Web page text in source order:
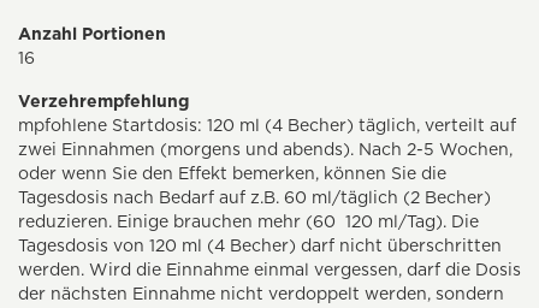
Anzahl Portionen
16
Verzehrempfehlung
mpfohlene Startdosis: 120 ml (4 Becher) täglich, verteilt auf
zwei Einnahmen (morgens und abends). Nach 2-5 Wochen,
oder wenn Sie den Effekt bemerken, können Sie die
Tagesdosis nach Bedarf auf z.B. 60 ml/täglich (2 Becher)
reduzieren. Einige brauchen mehr (60  120 ml/Tag). Die
Tagesdosis von 120 ml (4 Becher) darf nicht überschritten
werden. Wird die Einnahme einmal vergessen, darf die Dosis
der nächsten Einnahme nicht verdoppelt werden, sondern